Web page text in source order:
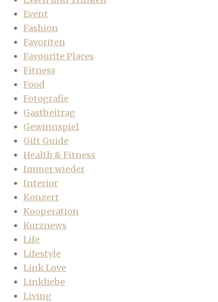
Event
Fashion
Favoriten
Favourite Places
Fitness
Food
Fotografie
Gastbeitrag
Gewinnspiel
Gift Guide
Health & Fitness
Immer wieder
Interior
Konzert
Kooperation
Kurznews
Life
Lifestyle
Link Love
Linkliebe
Living